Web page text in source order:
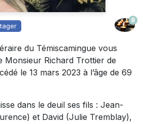
8
du Témiscamingue vous
Monsieur Richard Trottier de
le 13 mars 2023 à l’âge de 69
dans le deuil ses fils : Jean-
et David (Julie Tremblay),